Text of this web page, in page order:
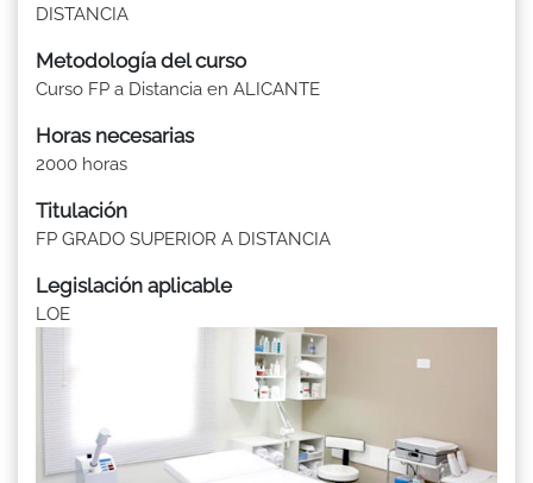
DISTANCIA
Metodología del curso
Curso FP a Distancia en ALICANTE
Horas necesarias
2000 horas
Titulación
FP GRADO SUPERIOR A DISTANCIA
Legislación aplicable
LOE